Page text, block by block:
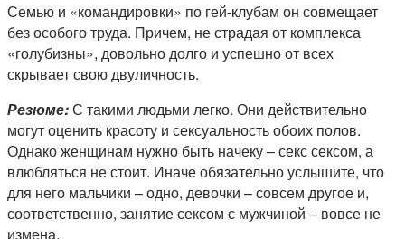
Семью и «командировки» по гей-клубам он совмещает
без особого труда. Причем, не страдая от комплекса
«голубизны», довольно долго и успешно от всех
скрывает свою двуличность.
Резюме:С такими людьми легко. Они действительно
могут оценить красоту и сексуальность обоих полов.
Однако женщинам нужно быть начеку – секс сексом, а
влюбляться не стоит. Иначе обязательно услышите, что
для него мальчики – одно, девочки – совсем другое и,
соответственно, занятие сексом с мужчиной – вовсе не
измена.